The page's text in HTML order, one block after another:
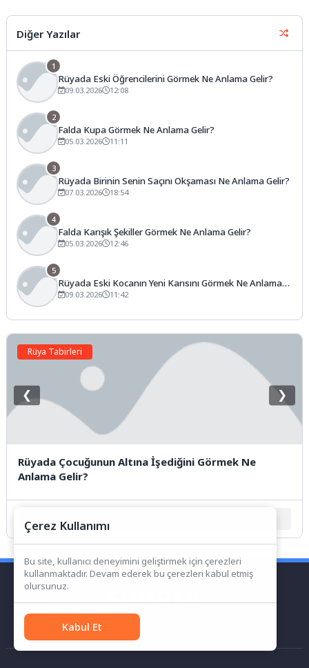
duraksama, mevcut planlarda...
Diğer Yazılar
1
Rüyada Eski Öğrencilerini Görmek Ne Anlama Gelir?
09.03.2026 12:08
2
Falda Kupa Görmek Ne Anlama Gelir?
05.03.2026 11:11
3
Rüyada Birinin Senin Saçını Okşaması Ne Anlama Gelir?
07.03.2026 18:54
4
Falda Karışık Şekiller Görmek Ne Anlama Gelir?
05.03.2026 12:46
5
Rüyada Eski Kocanın Yeni Karısını Görmek Ne Anlama
Gelir?
09.03.2026 11:42
Rüya Tabirleri
Rüyada Çocuğunun Altına İşediğini Görmek Ne
Anlama Gelir?
❮ ❯
Çerez Kullanımı
Bu site, kullanıcı deneyimini geliştirmek için çerezleri
kullanmaktadır. Devam ederek bu çerezleri kabul etmiş
olursunuz.
Kabul Et